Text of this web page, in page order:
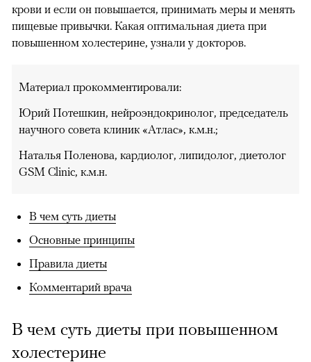
крови и если он повышается, принимать меры и менять
пищевые привычки. Какая оптимальная диета при
повышенном холестерине, узнали у докторов.
Материал прокомментировали:
Юрий Потешкин, нейроэндокринолог, председатель
научного совета клиник «Атлас», к.м.н.;
Наталья Поленова, кардиолог, липидолог, диетолог
GSM Clinic, к.м.н.
В чем суть диеты
Основные принципы
Правила диеты
Комментарий врача
В чем суть диеты при повышенном
холестерине